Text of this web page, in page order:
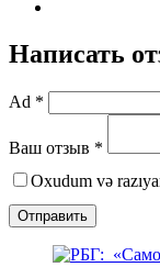
Написать
Ad *
Ваш отзыв *
Oxudum və
Отправить